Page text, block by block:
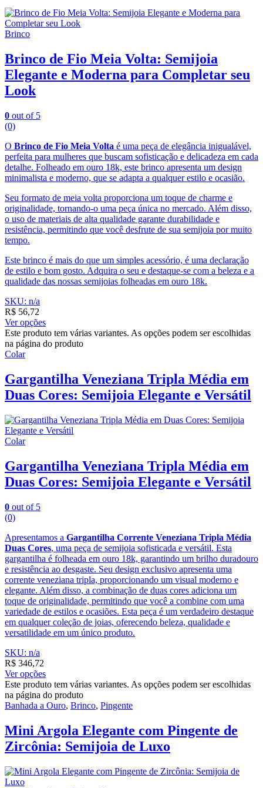
Brinco
Brinco de Fio Meia Volta: Semijoia
Elegante e Moderna para Completar seu
Look
0 out of 5
(0)
O Brinco de Fio Meia Volta é uma peça de elegância inigualável,
perfeita para mulheres que buscam sofisticação e delicadeza em cada
detalhe. Folheado em ouro 18k, este brinco apresenta um design
minimalista e moderno, que se adapta a qualquer estilo e ocasião.
Seu formato de meia volta proporciona um toque de charme e
originalidade, tornando-o uma peça única no mercado. Além disso,
o uso de materiais de alta qualidade garante durabilidade e
resistência, permitindo que você desfrute de sua semijoia por muito
tempo.
Este brinco é mais do que um simples acessório, é uma declaração
de estilo e bom gosto. Adquira o seu e destaque-se com a beleza e a
qualidade das nossas semijoias folheadas em ouro 18k.
SKU: n/a
R$ 56,72
Ver opções
Este produto tem várias variantes. As opções podem ser escolhidas
na página do produto
Colar
Gargantilha Veneziana Tripla Média em
Duas Cores: Semijoia Elegante e Versátil
Colar
Gargantilha Veneziana Tripla Média em
Duas Cores: Semijoia Elegante e Versátil
0 out of 5
(0)
Apresentamos a Gargantilha Corrente Veneziana Tripla Média
Duas Cores, uma peça de semijoia sofisticada e versátil. Esta
gargantilha é folheada em ouro 18k, garantindo um brilho duradouro
e resistência ao desgaste. Seu design exclusivo apresenta uma
corrente veneziana tripla, proporcionando um visual moderno e
elegante. Além disso, a combinação de duas cores adiciona um
toque de originalidade, permitindo que você a combine com uma
variedade de estilos e ocasiões. Esta peça é um verdadeiro destaque
em qualquer coleção de joias, oferecendo beleza, qualidade e
versatilidade em um único produto.
SKU: n/a
R$ 346,72
Ver opções
Este produto tem várias variantes. As opções podem ser escolhidas
na página do produto
Banhada a Ouro, Brinco, Pingente
Mini Argola Elegante com Pingente de
Zircônia: Semijoia de Luxo